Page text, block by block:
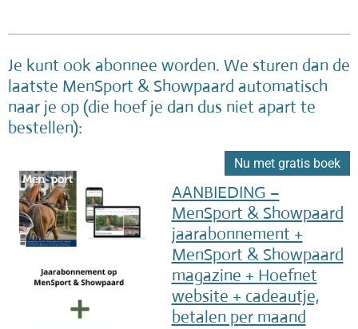
Je kunt ook abonnee worden. We sturen dan de
laatste MenSport & Showpaard automatisch
naar je op (die hoef je dan dus niet apart te
bestellen):
Nu met gratis boek
AANBIEDING –
MenSport & Showpaard
jaarabonnement +
MenSport & Showpaard
magazine + Hoefnet
website + cadeautje,
betalen per maand